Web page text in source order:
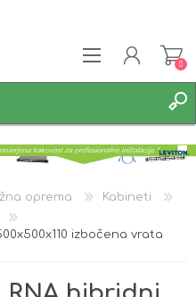
0
oprema
Kabineti
izbočena vrata